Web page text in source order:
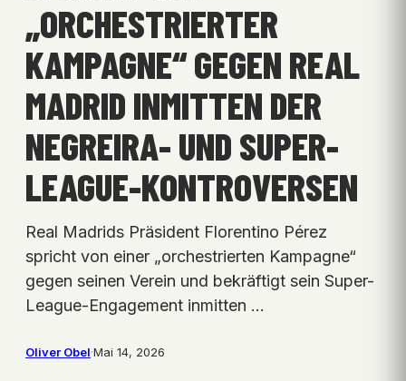
„ORCHESTRIERTER
KAMPAGNE“ GEGEN REAL
MADRID INMITTEN DER
NEGREIRA- UND SUPER-
LEAGUE-KONTROVERSEN
Real Madrids Präsident Florentino Pérez
spricht von einer „orchestrierten Kampagne“
gegen seinen Verein und bekräftigt sein Super-
League-Engagement inmitten …
Oliver Obel·Mai 14, 2026